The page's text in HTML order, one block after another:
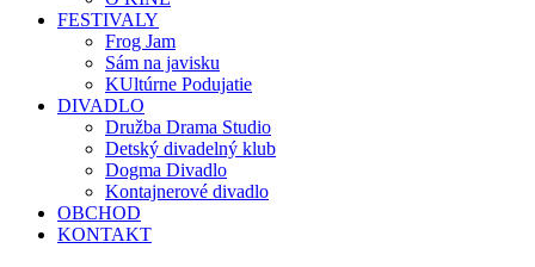
FESTIVALY
Frog Jam
Sám na javisku
KUltúrne Podujatie
DIVADLO
Družba Drama Studio
Detský divadelný klub
Dogma Divadlo
Kontajnerové divadlo
OBCHOD
KONTAKT